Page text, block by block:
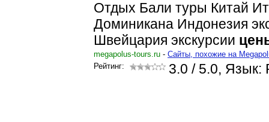
Отдых Бали туры Китай
Доминикана Индонезия
Швейцария экскурсии
megapolus-tours.ru - Cайты, похожие на
Рейтинг:
3.0 / 5.0, Язык: